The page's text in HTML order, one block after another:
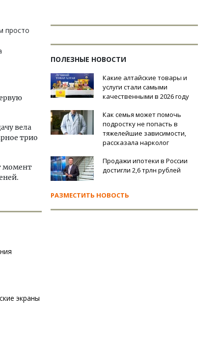
просто
вела
трио
момент
экраны
ПОЛЕЗНЫЕ НОВОСТИ
Какие алтайские товары и
услуги стали самыми
качественными в 2026 году
Как семья может помочь
подростку не попасть в
тяжелейшие зависимости,
рассказала нарколог
Продажи ипотеки в России
достигли 2,6 трлн рублей
РАЗМЕСТИТЬ НОВОСТЬ